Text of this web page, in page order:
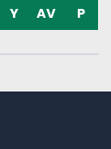
Y AV P